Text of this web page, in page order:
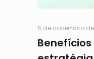
6 de novembro